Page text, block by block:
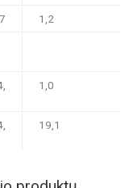
1,2
1,0
19,1